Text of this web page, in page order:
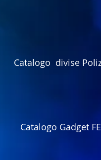
Catalogo divise
Catalogo Gadget